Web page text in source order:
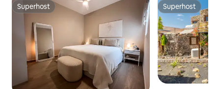
Superhost
Superhost Superhost
Superhost